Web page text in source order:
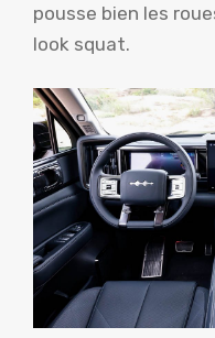
pousse bien les
look squat.